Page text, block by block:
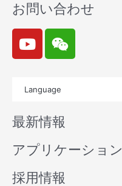
お問い合わせ
Y
o
u
b
e
W
e
i
n
Language
最新情報
アプリケーション
採用情報